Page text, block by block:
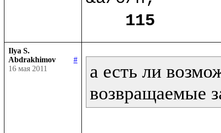
115
Ilya S.
Abdrakhimov
#
16 мая 2011
а есть ли
возвращаемые